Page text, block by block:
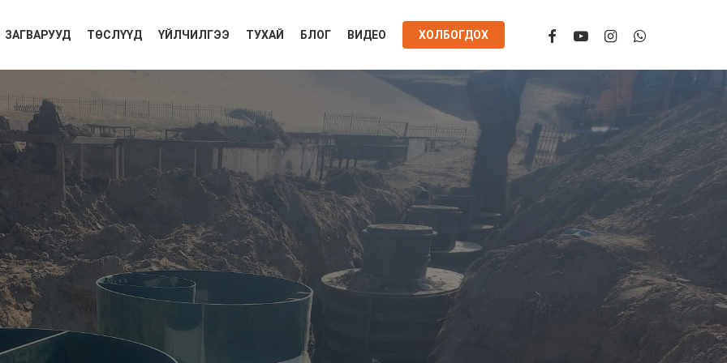
ЗАГВАРУУД ТӨСЛҮҮД ҮЙЛЧИЛГЭЭ ТУХАЙ БЛОГ ВИДЕО ХОЛБОГДОХ facebookyoutubeinstagramwhatsapp
100 ” цэвэрлэх байгууламж
Тэрэлж. Амралтын газрын цэвэрлэх байгууламж угсралт. 2025 он